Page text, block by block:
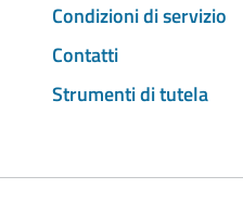
Condizioni di servizio
Contatti
Strumenti di tutela